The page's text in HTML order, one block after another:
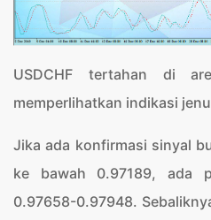
USDCHF tertahan di
memperlihatkan indikasi
Jika ada konfirmasi sinyal
ke bawah 0.97189, ada
0.97658-0.97948.